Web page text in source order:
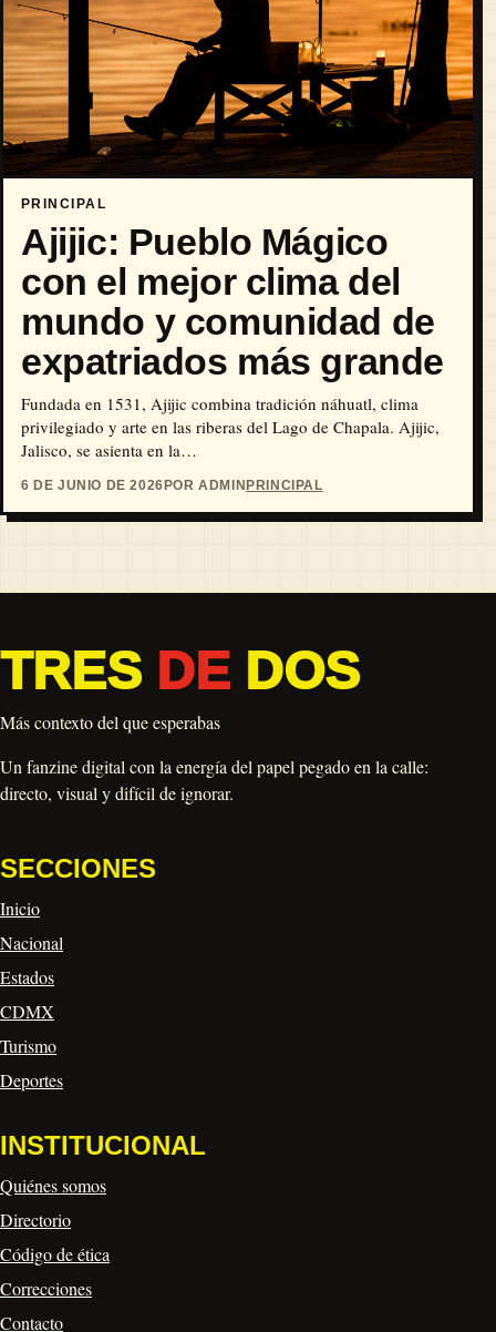
PRINCIPAL
Ajijic: Pueblo Mágico
con el mejor clima del
mundo y comunidad de
expatriados más grande
Fundada en 1531, Ajijic combina tradición náhuatl, clima
privilegiado y arte en las riberas del Lago de Chapala. Ajijic,
Jalisco, se asienta en la…
6 DE JUNIO DE 2026POR ADMINPRINCIPAL
TRES DEDOS
Más contexto del que esperabas
Un fanzine digital con la energía del papel pegado en la calle:
directo, visual y difícil de ignorar.
SECCIONES
Inicio
Nacional
Estados
CDMX
Turismo
Deportes
INSTITUCIONAL
Quiénes somos
Directorio
Código de ética
Correcciones
Contacto